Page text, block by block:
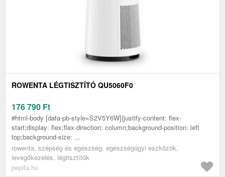
ROWENTA LÉGTISZTÍTÓ QU5060F0
176 790 Ft
#html-body [data-pb-style=S2V5Y6W]{justify-content: flex-
start;display: flex;flex-direction: column;background-position: left
top;background-size: ...
rowenta, szépség és egészség, egészségügyi eszközök,
levegőkezelés, légtisztítók
pepita.hu